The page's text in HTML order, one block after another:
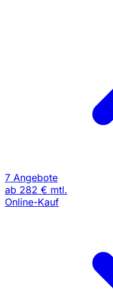
7 Angebote
ab 282 € mtl.
Online-Kauf